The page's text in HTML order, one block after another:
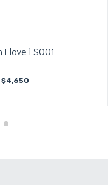
FS001
$4,650